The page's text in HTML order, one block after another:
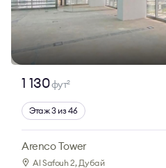
1 130фут2
Этаж 3 из 46
Arenco Tower
Al Safouh 2, Дубай